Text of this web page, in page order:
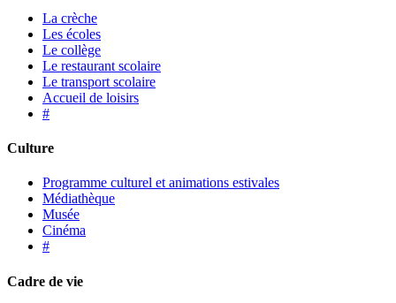
La crèche
Les écoles
Le collège
Le restaurant scolaire
Le transport scolaire
Accueil de loisirs
#
Culture
Programme culturel et animations estivales
Médiathèque
Musée
Cinéma
#
Cadre de vie